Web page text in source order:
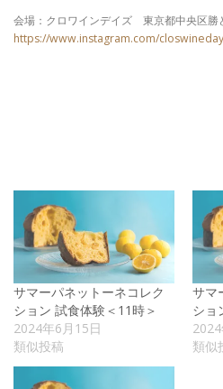
会場：クロワインデイズ 東京都中央区
https://www.instagram.com/
サマーパネットーネコレク
ション 試食体験＜11時＞
2024年6月15日
類似投稿
サマ
ショ
類似